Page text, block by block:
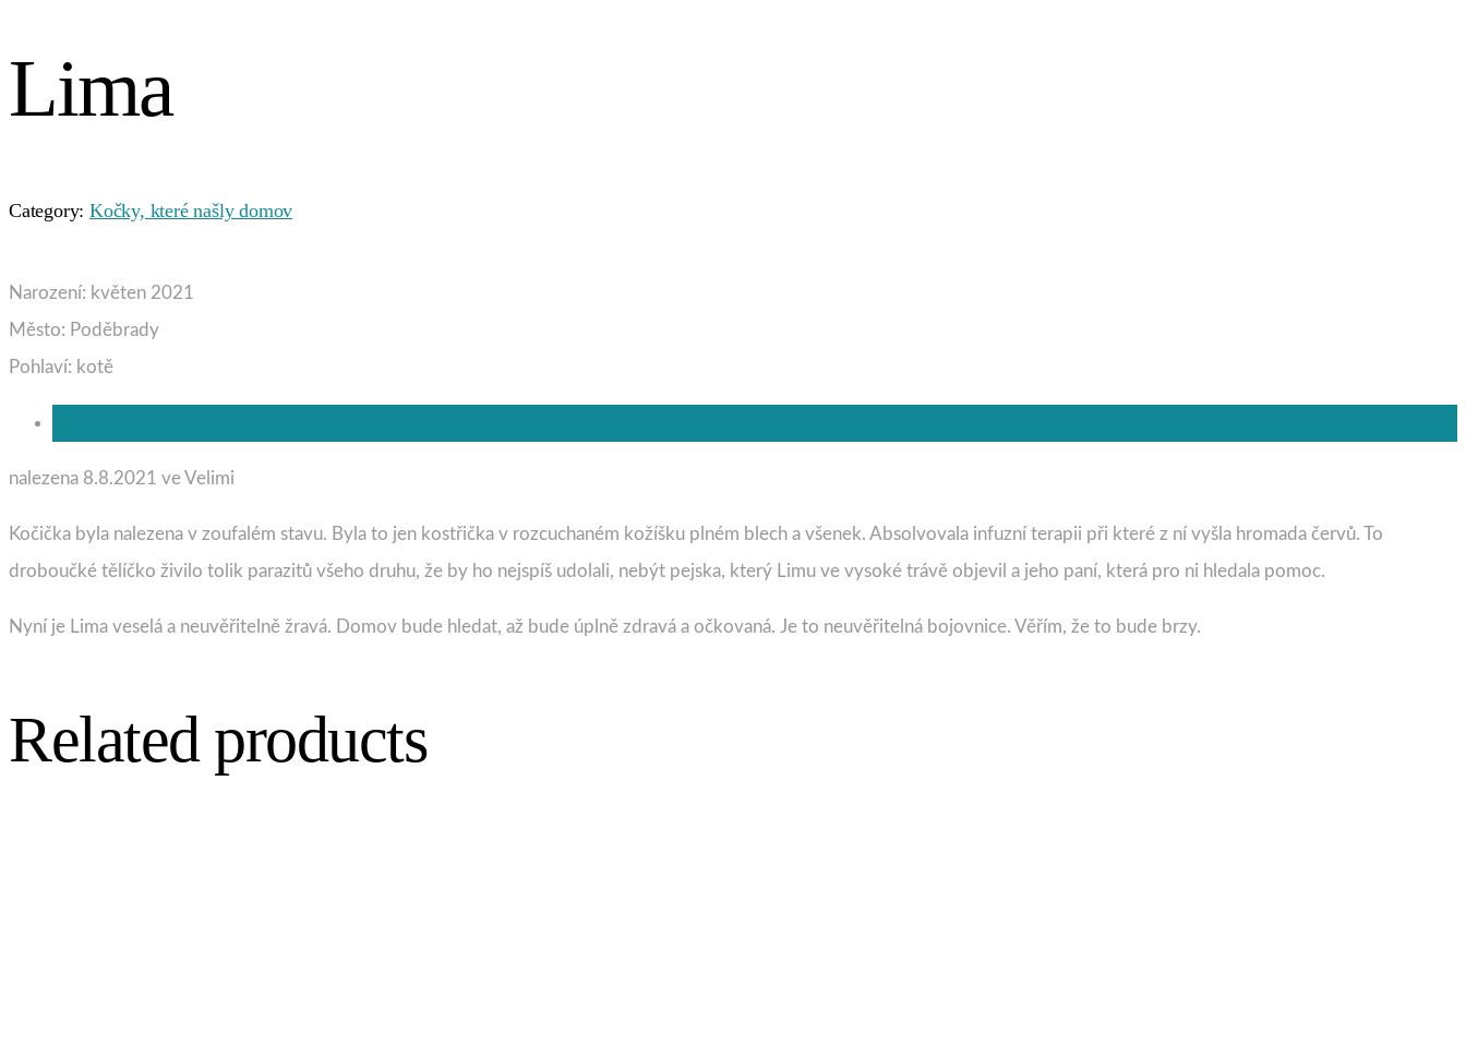
Lima
Category:Kočky, které našly domov
Narození: květen 2021
Město: Poděbrady
Pohlaví: kotě
nalezena 8.8.2021 ve Velimi
Kočička byla nalezena v zoufalém stavu. Byla to jen kostřička v rozcuchaném kožíšku plném blech a všenek. Absolvovala infuzní terapii při které z ní vyšla hromada červů. To
droboučké tělíčko živilo tolik parazitů všeho druhu, že by ho nejspíš udolali, nebýt pejska, který Limu ve vysoké trávě objevil a jeho paní, která pro ni hledala pomoc.
Nyní je Lima veselá a neuvěřitelně žravá. Domov bude hledat, až bude úplně zdravá a očkovaná. Je to neuvěřitelná bojovnice. Věřím, že to bude brzy.
Related products